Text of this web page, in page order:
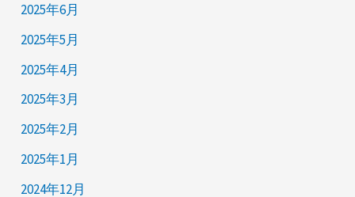
2025年6月
2025年5月
2025年4月
2025年3月
2025年2月
2025年1月
2024年12月